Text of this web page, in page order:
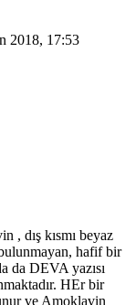
2018, 17:53
dış kısmı beyaz
hafif bir
da DEVA yazısı
HEr bir
ve Amoklavin